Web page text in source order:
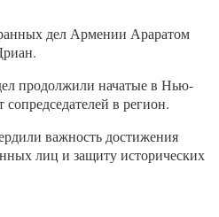
дел Армении Араратом
продолжили начатые в Нью-
в регион.
важность достижения
лиц и защиту исторических